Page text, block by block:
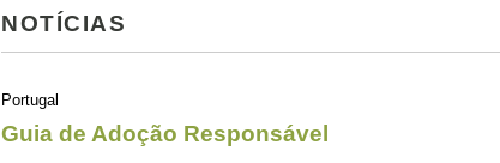
NOTÍCIAS
Portugal
Guia de Adoção Responsável